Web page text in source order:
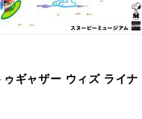
ギャザー ウィズ ライナ